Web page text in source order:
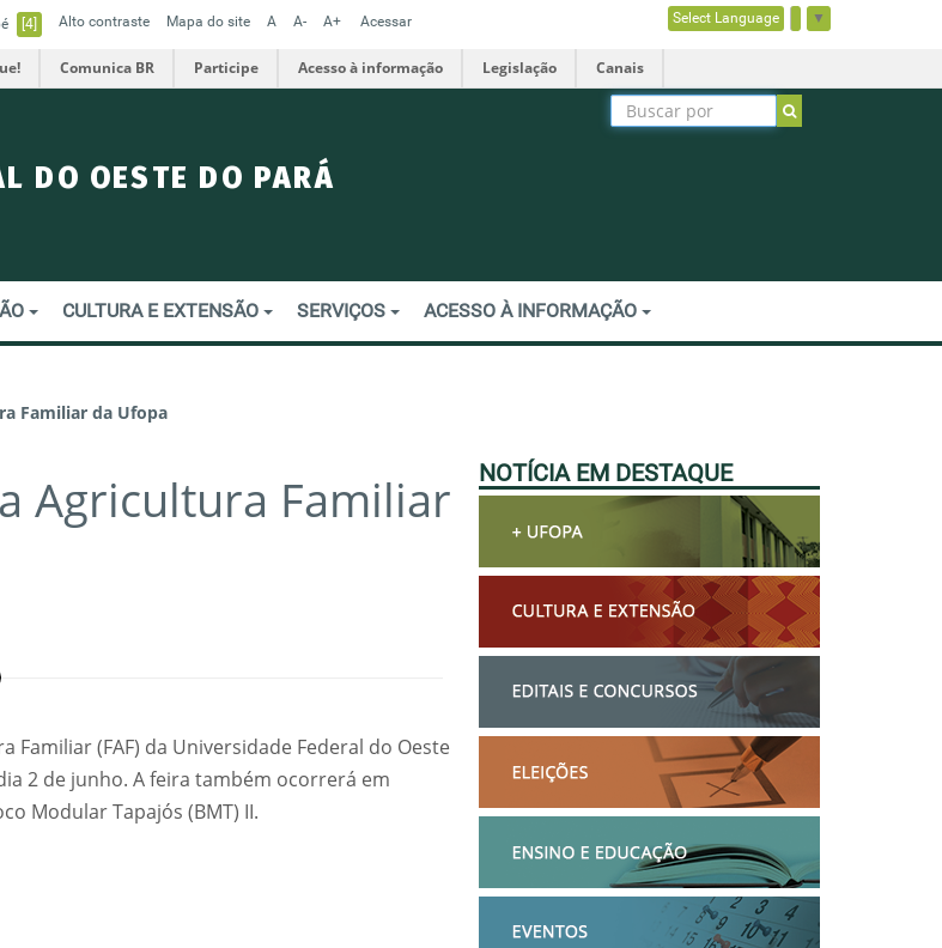
[4] Alto contraste Mapa do site A A- A+ Acessar Select Language ▼
Comunica BR Participe Acesso à informação Legislação Canais
DO OESTE DO PARÁ
CULTURA E EXTENSÃO SERVIÇOS ACESSO À INFORMAÇÃO
Familiar da Ufopa
Agricultura Familiar
(FAF) da Universidade Federal do Oeste
2 de junho. A feira também ocorrerá em
Modular Tapajós (BMT) II.
NOTÍCIA EM DESTAQUE